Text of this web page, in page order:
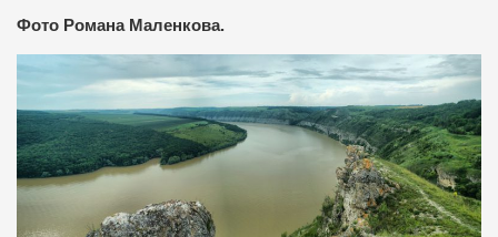
Фото Романа Маленкова.